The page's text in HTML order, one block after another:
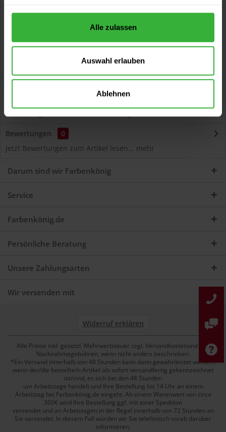
Alle zulassen
Auswahl erlauben
Ablehnen
Persönliche Beratung unter040 60 77 65 23
Lackierungen und Lackausbesserungen am Auto...
Bewertungen
0
Jetzt Bewertungen zum Artikel lesen... mehr
Darum sind wir Farbenkönig
Service
Farbenkönig.de
Persönliche Beratung
Unsere Zahlungsarten
Wir versenden mit
Widerruf erklären
Alle Preise inkl. gesetzl. Mehrwertsteuer zzgl. Versandkostenund ggf.
Nachnahmegebühren, wenn nicht anders beschrieben.
*Ein Versand innerhalb von 48 Stunden kann dann gewährleistet werden,
wenn der/die bestellte/n Artikel als sofort versandfertig gekennzeichnet
ist/sind, es sich bei den 48 Stunden
um Arbeitstage handelt und Ihre Bestellung bis 14 Uhr an einem
Arbeitstag bei Farbenkönig.de eingeht. Ab einem Warenwert von circa
300€ wird Ihre Bestellung ggf. mit einer Spedition
versendet und an Arbeistagen in der Regel innerhalb von 72 Stunden an
Sie versendet. In diesem Fall würden wir Sie telefonisch vorab darüber
informieren.